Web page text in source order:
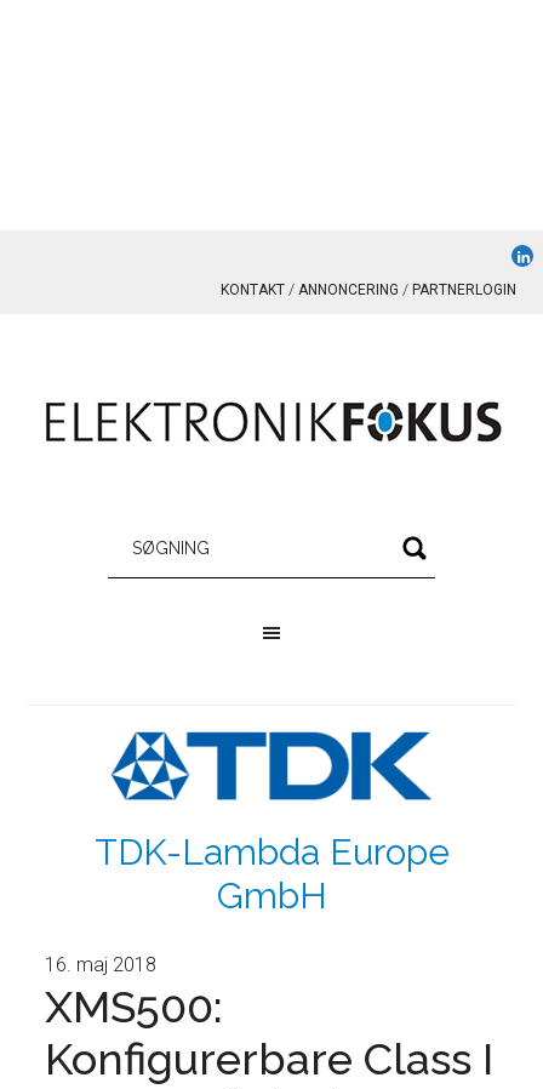
KONTAKT ANNONCERING PARTNERLOGIN
TDK-Lambda Europe
GmbH
16. maj 2018
XMS500:
Konfigurerbare Class I